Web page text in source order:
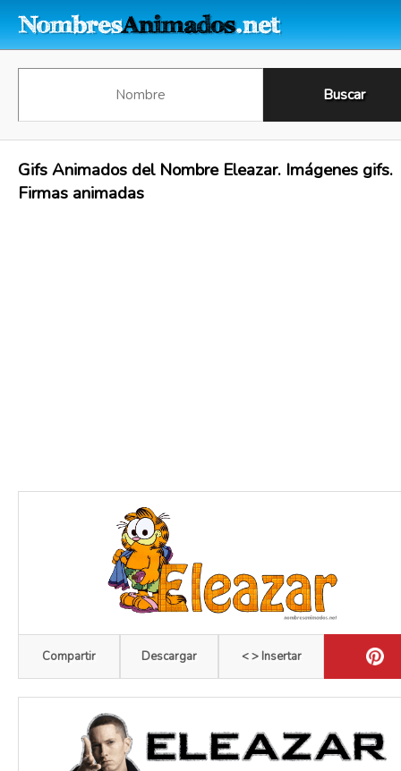
Gifs Animados del Nombre Eleazar. Imágenes gifs.
Firmas animadas
Compartir Descargar < > Insertar